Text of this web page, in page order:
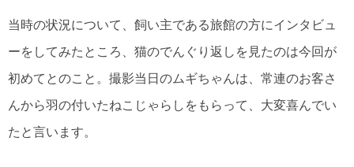
当時の状況について、飼い主である旅館の方にインタビュ
ーをしてみたところ、猫のでんぐり返しを見たのは今回が
初めてとのこと。撮影当日のムギちゃんは、常連のお客さ
んから羽の付いたねこじゃらしをもらって、大変喜んでい
たと言います。